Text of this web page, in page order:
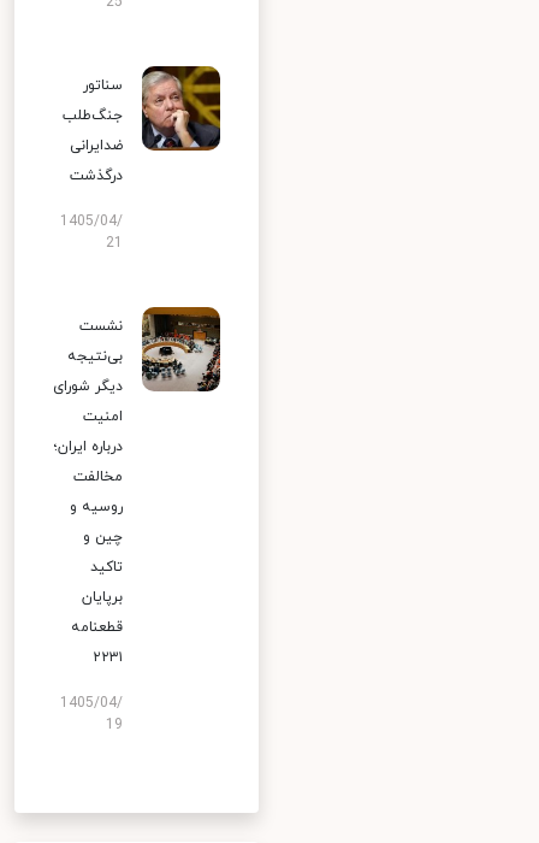
سناتور
جنگ‌طلب
ضدایرانی
درگذشت
1405/04/
نشست
بی‌نتیجه
دیگر شورای
امنیت
درباره ایران؛
مخالفت
روسیه و
چین و
تاکید
برپایان
قطعنامه
۲۲۳۱
1405/04/
19